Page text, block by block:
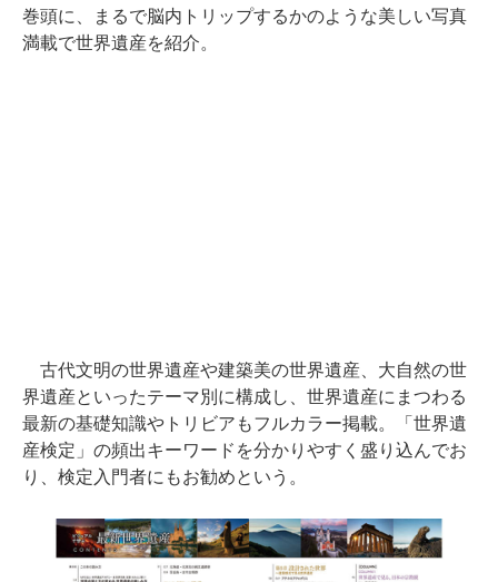
巻頭に、まるで脳内トリップするかのような美しい写真
満載で世界遺産を紹介。
古代文明の世界遺産や建築美の世界遺産、大自然の世
界遺産といったテーマ別に構成し、世界遺産にまつわる
最新の基礎知識やトリビアもフルカラー掲載。「世界遺
産検定」の頻出キーワードを分かりやすく盛り込んでお
り、検定入門者にもお勧めという。